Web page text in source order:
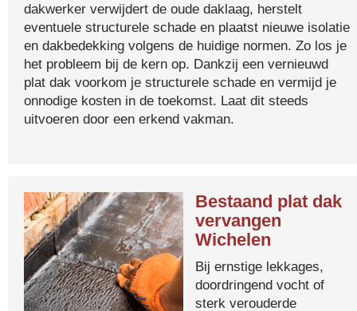
dakwerker verwijdert de oude daklaag, herstelt
eventuele structurele schade en plaatst nieuwe isolatie
en dakbedekking volgens de huidige normen. Zo los je
het probleem bij de kern op. Dankzij een vernieuwd
plat dak voorkom je structurele schade en vermijd je
onnodige kosten in de toekomst. Laat dit steeds
uitvoeren door een erkend vakman.
Bestaand plat dak
vervangen
Wichelen
Bij ernstige lekkages,
doordringend vocht of
sterk verouderde